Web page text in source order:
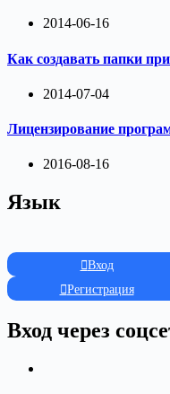
2014-06-16
Как создавать папки
2014-07-04
Лицензирование
2016-08-16
Язык
Вход
Регистрация
Вход через